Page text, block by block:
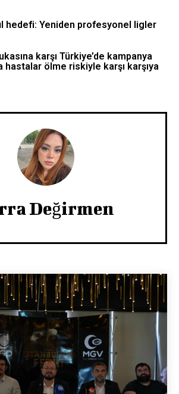
hedefi: Yeniden profesyonel ligler
karşı Türkiye’de kampanya
hastalar ölme riskiyle karşı karşıya
Değirmen